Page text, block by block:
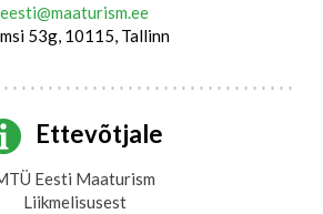
eesti@maaturism.ee
53g, 10115, Tallinn
Ettevõtjale
Eesti Maaturism
Liikmelisusest